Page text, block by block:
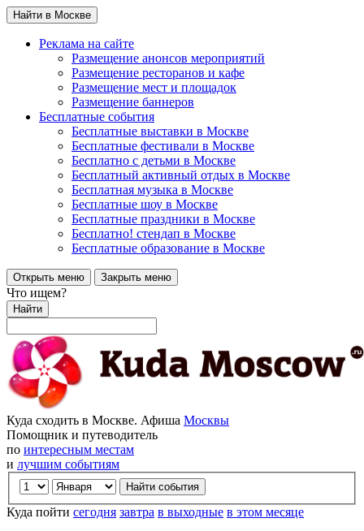
Найти в Москве
Реклама на сайте
Размещение анонсов мероприятий
Размещение ресторанов и кафе
Размещение мест и площадок
Размещение баннеров
Бесплатные события
Бесплатные выставки в Москве
Бесплатные фестивали в Москве
Бесплатно с детьми в Москве
Бесплатный активный отдых в Москве
Бесплатная музыка в Москве
Бесплатные шоу в Москве
Бесплатные праздники в Москве
Бесплатно! стендап в Москве
Бесплатные образование в Москве
Открыть меню Закрыть меню
Что ищем?
Найти
Куда сходить в Москве. Афиша Москвы
Помощник и путеводитель
по интересным местам
и лучшим событиям
Куда пойти сегодня завтра в выходные в этом месяце